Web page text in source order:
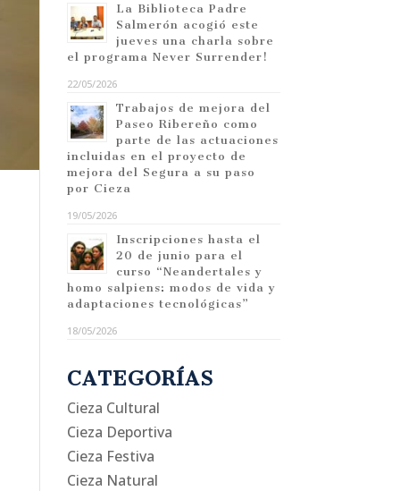
La Biblioteca Padre
Salmerón acogió este
jueves una charla sobre
el programa Never Surrender!
22/05/2026
Trabajos de mejora del
Paseo Ribereño como
parte de las actuaciones
incluidas en el proyecto de
mejora del Segura a su paso
por Cieza
19/05/2026
Inscripciones hasta el
20 de junio para el
curso “Neandertales y
homo salpiens: modos de vida y
adaptaciones tecnológicas”
18/05/2026
CATEGORÍAS
Cieza Cultural
Cieza Deportiva
Cieza Festiva
Cieza Natural